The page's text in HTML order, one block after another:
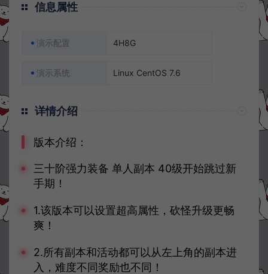
信息属性
演示配置 4H8G
演示系统 Linux CentOS 7.6
详情介绍
版本介绍：
三十阶强力装备 单人副本 40级开始跳过新
手期！
1.该版本可以设置超高属性，砍怪升级更畅
爽！
2.所有副本和活动都可以从左上角的副本进
入，难度不同奖励也不同！